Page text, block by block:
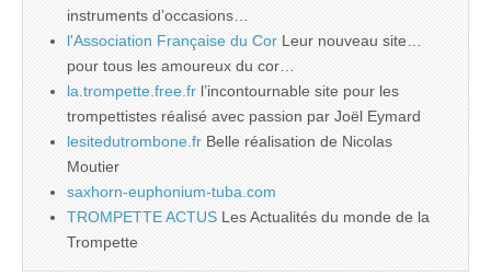
instruments d’occasions…
l'Association Française du Cor Leur nouveau site…
pour tous les amoureux du cor…
la.trompette.free.fr l’incontournable site pour les
trompettistes réalisé avec passion par Joël Eymard
lesitedutrombone.fr Belle réalisation de Nicolas
Moutier
saxhorn-euphonium-tuba.com
TROMPETTE ACTUS Les Actualités du monde de la
Trompette